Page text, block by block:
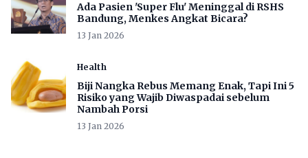
Ada Pasien 'Super Flu' Meninggal di RSHS
Bandung, Menkes Angkat Bicara?
13 Jan 2026
Health
Biji Nangka Rebus Memang Enak, Tapi Ini 5
Risiko yang Wajib Diwaspadai sebelum
Nambah Porsi
13 Jan 2026